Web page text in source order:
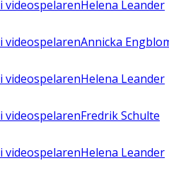
i videospelarenHelena Leander
i videospelarenAnnicka
i videospelarenHelena Leander
i videospelarenFredrik Schulte
i videospelarenHelena Leander